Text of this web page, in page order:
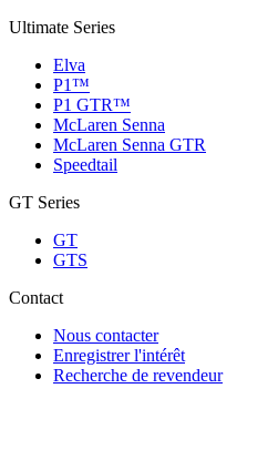
Ultimate Series
Elva
P1™
P1 GTR™
McLaren Senna
McLaren Senna GTR
Speedtail
GT Series
GT
GTS
Contact
Nous contacter
Enregistrer l'intérêt
Recherche de revendeur